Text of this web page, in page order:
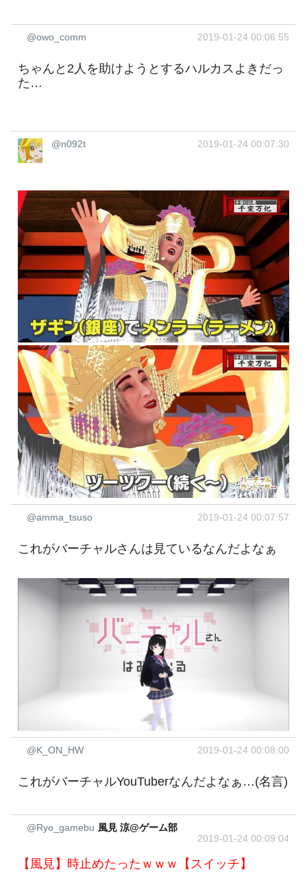
@owo_comm 2019-01-24 00:06:55
ちゃんと2人を助けようとするハルカスよきだっ
た…
@n092t 2019-01-24 00:07:30
@amma_tsuso 2019-01-24 00:07:57
これがバーチャルさんは見ているなんだよなぁ
@K_ON_HW 2019-01-24 00:08:00
これがバーチャルYouTuberなんだよなぁ…(名言)
@Ryo_gamebu 風見 涼@ゲーム部
2019-01-24 00:09:04
【風見】時止めたったｗｗｗ【スイッチ】